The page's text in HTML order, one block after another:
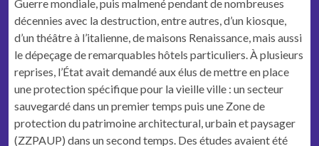
Guerre mondiale, puis malmené pendant de nombreuses
décennies avec la destruction, entre autres, d’un kiosque,
d’un théâtre à l’italienne, de maisons Renaissance, mais aussi
le dépeçage de remarquables hôtels particuliers. À plusieurs
reprises, l’État avait demandé aux élus de mettre en place
une protection spécifique pour la vieille ville : un secteur
sauvegardé dans un premier temps puis une Zone de
protection du patrimoine architectural, urbain et paysager
(ZZPAUP) dans un second temps. Des études avaient été